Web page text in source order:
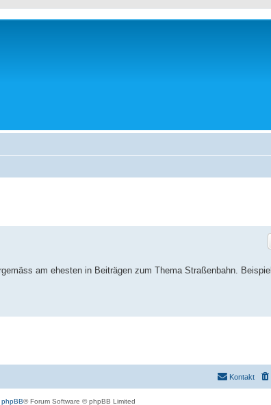
am ehesten in Beiträgen zum Thema Straßenbahn. Beispiel
Kontakt
phpBB® Forum Software © phpBB Limited